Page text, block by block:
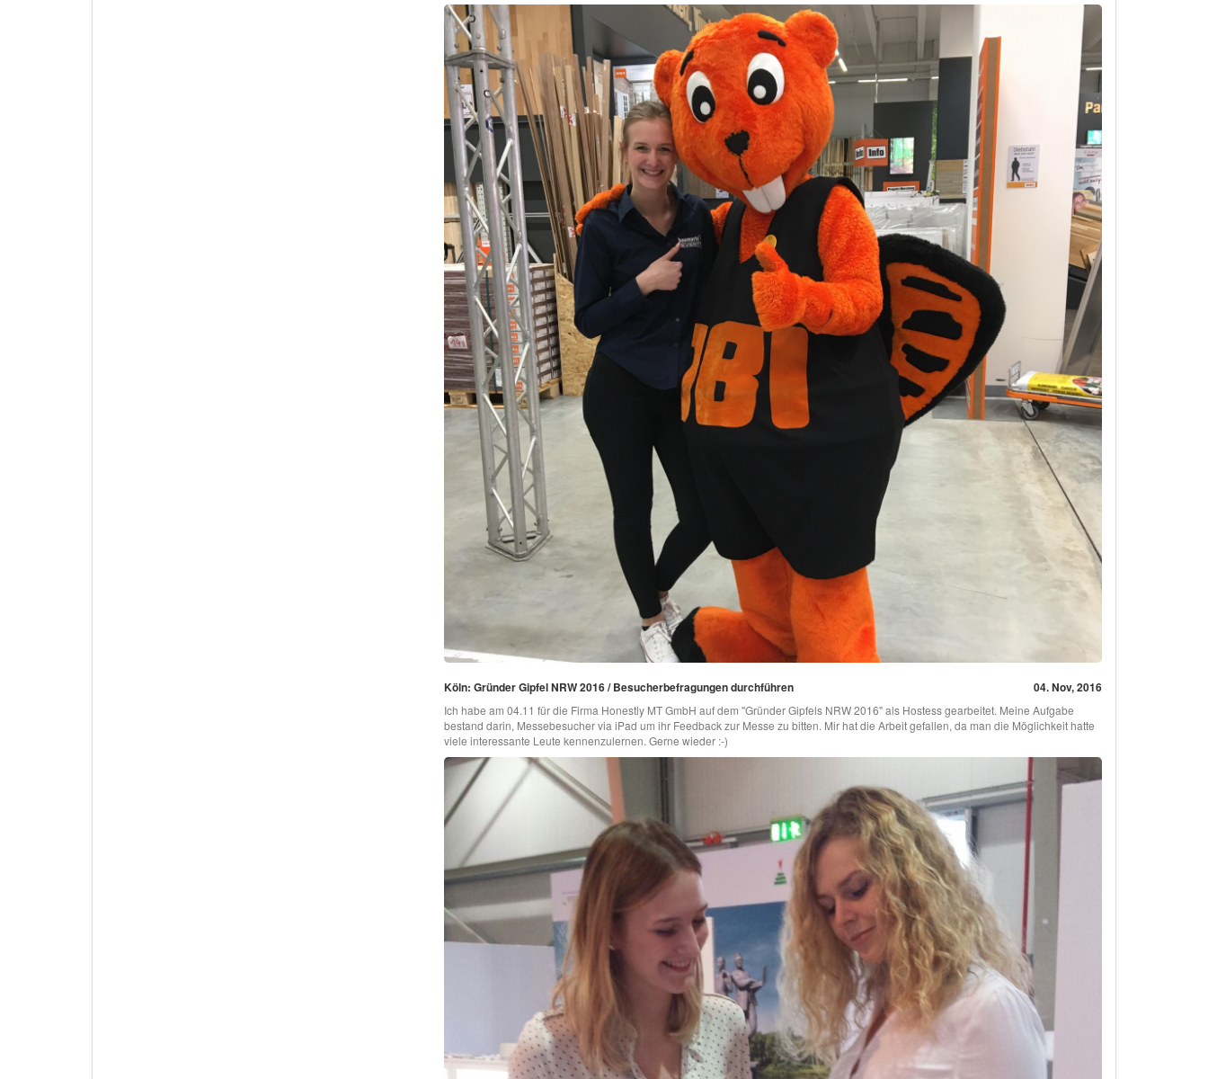
Köln: Gründer Gipfel NRW 2016 / Besucherbefragungen durchführen 04. Nov, 2016
Ich habe am 04.11 für die Firma Honestly MT GmbH auf dem "Gründer Gipfels NRW 2016" als Hostess gearbeitet. Meine Aufgabe
bestand darin, Messebesucher via iPad um ihr Feedback zur Messe zu bitten. Mir hat die Arbeit gefallen, da man die Möglichkeit hatte
viele interessante Leute kennenzulernen. Gerne wieder :-)